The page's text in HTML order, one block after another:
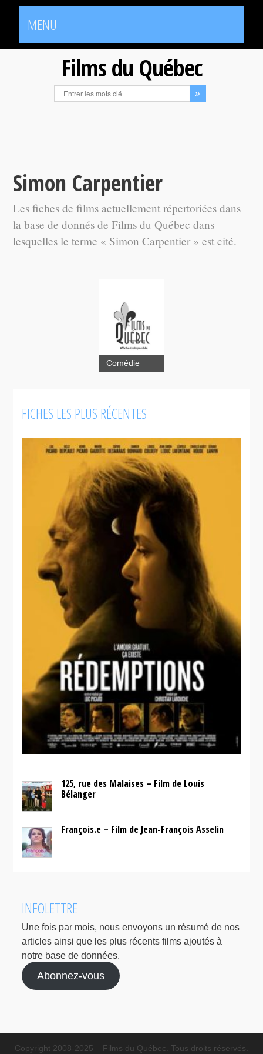
MENU
Films du Québec
Simon Carpentier
Les fiches de films actuellement répertoriées dans
la base de donnés de Films du Québec dans
lesquelles le terme « Simon Carpentier » est cité.
Short
change
Comédie
FICHES LES PLUS RÉCENTES
125, rue des Malaises – Film de Louis
Bélanger
François.e – Film de Jean-François Asselin
INFOLETTRE
Une fois par mois, nous envoyons un résumé de nos
articles ainsi que les plus récents films ajoutés à
notre base de données.
Abonnez-vous
Copyright 2008-2025 – Films du Québec. Tous droits réservés.